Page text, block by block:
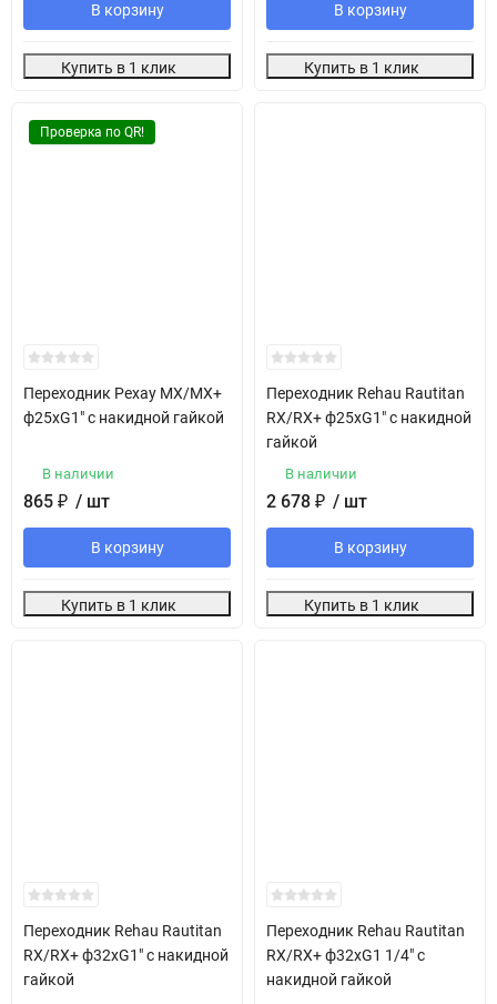
В корзину
Купить в 1 клик
В корзину
Купить в 1 клик
Проверка по QR!
Переходник Рехау MX/MX+
ф25хG1" с накидной гайкой
В наличии
865 ₽ / шт
В корзину
Купить в 1 клик
Переходник Rehau Rautitan
RX/RX+ ф25хG1" с накидной
гайкой
В наличии
2 678 ₽ / шт
В корзину
Купить в 1 клик
Переходник Rehau Rautitan
RX/RX+ ф32хG1" с накидной
гайкой
Переходник Rehau Rautitan
RX/RX+ ф32хG1 1/4" с
накидной гайкой